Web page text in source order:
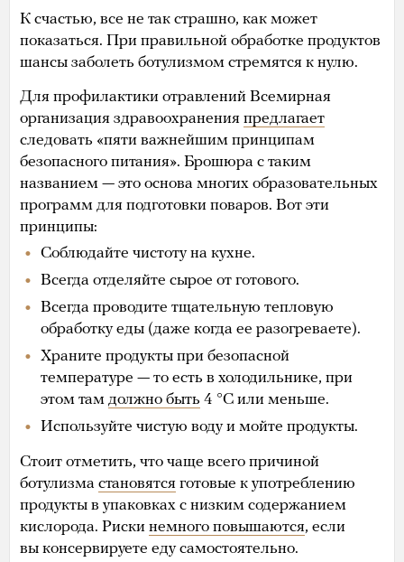
К счастью, все не так страшно, как может
показаться. При правильной обработке продуктов
шансы заболеть ботулизмом стремятся к нулю.
Для профилактики отравлений Всемирная
организация здравоохранения предлагает
следовать «пяти важнейшим принципам
безопасного питания». Брошюра с таким
названием — это основа многих образовательных
программ для подготовки поваров. Вот эти
принципы:
Соблюдайте чистоту на кухне.
Всегда отделяйте сырое от готового.
Всегда проводите тщательную тепловую
обработку еды (даже когда ее разогреваете).
Храните продукты при безопасной
температуре — то есть в холодильнике, при
этом там должно быть 4 °C или меньше.
Используйте чистую воду и мойте продукты.
Стоит отметить, что чаще всего причиной
ботулизма становятся готовые к употреблению
продукты в упаковках с низким содержанием
кислорода. Риски немного повышаются, если
вы консервируете еду самостоятельно.